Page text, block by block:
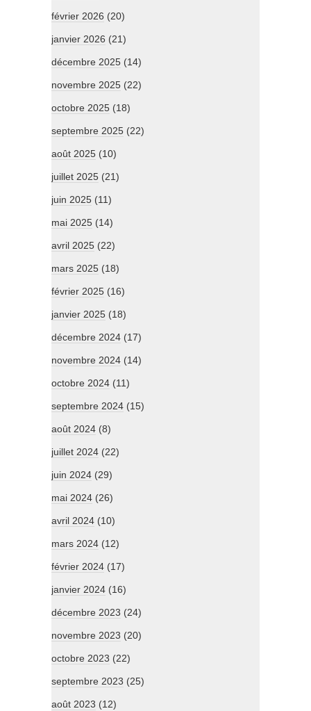
février 2026 (20)
janvier 2026 (21)
décembre 2025 (14)
novembre 2025 (22)
octobre 2025 (18)
septembre 2025 (22)
août 2025 (10)
juillet 2025 (21)
juin 2025 (11)
mai 2025 (14)
avril 2025 (22)
mars 2025 (18)
février 2025 (16)
janvier 2025 (18)
décembre 2024 (17)
novembre 2024 (14)
octobre 2024 (11)
septembre 2024 (15)
août 2024 (8)
juillet 2024 (22)
juin 2024 (29)
mai 2024 (26)
avril 2024 (10)
mars 2024 (12)
février 2024 (17)
janvier 2024 (16)
décembre 2023 (24)
novembre 2023 (20)
octobre 2023 (22)
septembre 2023 (25)
août 2023 (12)